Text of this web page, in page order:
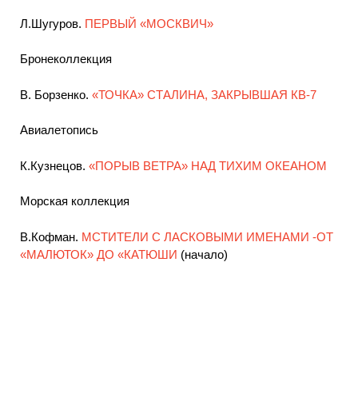
Л.Шугуров. ПЕРВЫЙ «МОСКВИЧ»
Бронеколлекция
В. Борзенко. «ТОЧКА» СТАЛИНА, ЗАКРЫВШАЯ КВ-7
Авиалетопись
К.Кузнецов. «ПОРЫВ ВЕТРА» НАД ТИХИМ ОКЕАНОМ
Морская коллекция
В.Кофман. МСТИТЕЛИ С ЛАСКОВЫМИ ИМЕНАМИ -ОТ
«МАЛЮТОК» ДО «КАТЮШИ (начало)